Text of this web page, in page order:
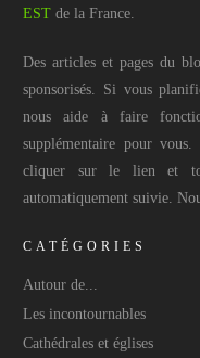
EST de la France.
Des articles et pages du
sponsorisés. Si vous
nous aide à faire
supplémentaire pour
cliquer sur le lien et
automatiquement suivie.
CATÉGORIES
Autour de...
Les incontournables
Cathédrales et églises